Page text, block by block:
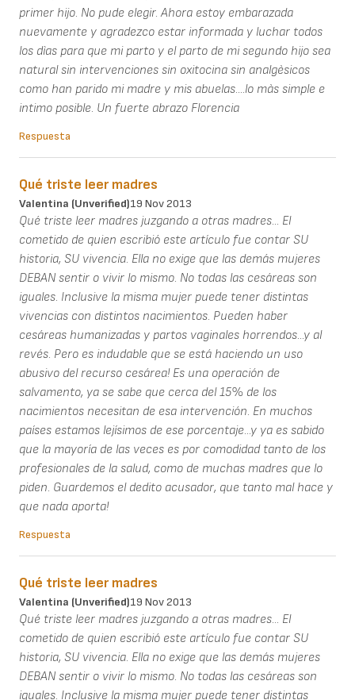
primer hijo. No pude elegir. Ahora estoy embarazada
nuevamente y agradezco estar informada y luchar todos
los dìas para que mi parto y el parto de mi segundo hijo sea
natural sin intervenciones sin oxitocina sin analgèsicos
como han parido mi madre y mis abuelas....lo màs simple e
intimo posible. Un fuerte abrazo Florencia
Respuesta
Qué triste leer madres
Valentina (unverified)19 Nov 2013
Qué triste leer madres juzgando a otras madres... El
cometido de quien escribió este artículo fue contar SU
historia, SU vivencia. Ella no exige que las demás mujeres
DEBAN sentir o vivir lo mismo. No todas las cesáreas son
iguales. Inclusive la misma mujer puede tener distintas
vivencias con distintos nacimientos. Pueden haber
cesáreas humanizadas y partos vaginales horrendos...y al
revés. Pero es indudable que se está haciendo un uso
abusivo del recurso cesárea! Es una operación de
salvamento, ya se sabe que cerca del 15% de los
nacimientos necesitan de esa intervención. En muchos
países estamos lejísimos de ese porcentaje...y ya es sabido
que la mayoría de las veces es por comodidad tanto de los
profesionales de la salud, como de muchas madres que lo
piden. Guardemos el dedito acusador, que tanto mal hace y
que nada aporta!
Respuesta
Qué triste leer madres
Valentina (unverified)19 Nov 2013
Qué triste leer madres juzgando a otras madres... El
cometido de quien escribió este artículo fue contar SU
historia, SU vivencia. Ella no exige que las demás mujeres
DEBAN sentir o vivir lo mismo. No todas las cesáreas son
iguales. Inclusive la misma mujer puede tener distintas